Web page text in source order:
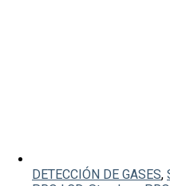
DETECCIÓN DE GASES,